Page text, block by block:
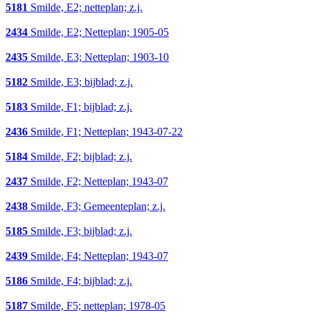
5181 Smilde, E2; netteplan; z.j.
2434 Smilde, E2; Netteplan; 1905-05
2435 Smilde, E3; Netteplan; 1903-10
5182 Smilde, E3; bijblad; z.j.
5183 Smilde, F1; bijblad; z.j.
2436 Smilde, F1; Netteplan; 1943-07-22
5184 Smilde, F2; bijblad; z.j.
2437 Smilde, F2; Netteplan; 1943-07
2438 Smilde, F3; Gemeenteplan; z.j.
5185 Smilde, F3; bijblad; z.j.
2439 Smilde, F4; Netteplan; 1943-07
5186 Smilde, F4; bijblad; z.j.
5187 Smilde, F5; netteplan; 1978-05